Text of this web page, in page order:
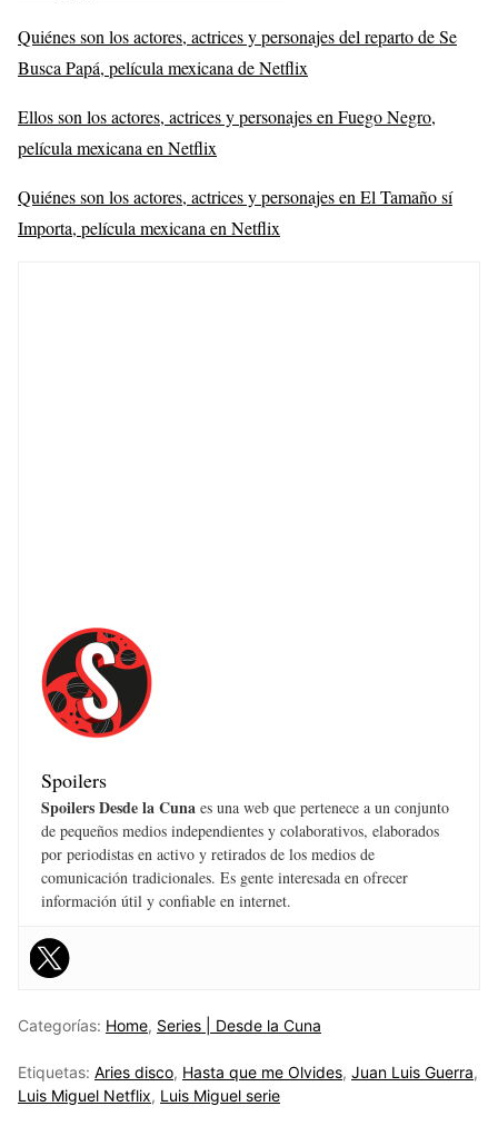
Quiénes son los actores, actrices y personajes del reparto de Se
Busca Papá, película mexicana de Netflix
Ellos son los actores, actrices y personajes en Fuego Negro,
película mexicana en Netflix
Quiénes son los actores, actrices y personajes en El Tamaño sí
Importa, película mexicana en Netflix
Spoilers
Spoilers Desde la Cuna es una web que pertenece a un conjunto
de pequeños medios independientes y colaborativos, elaborados
por periodistas en activo y retirados de los medios de
comunicación tradicionales. Es gente interesada en ofrecer
información útil y confiable en internet.
Categorías: Home, Series | Desde la Cuna
Etiquetas: Aries disco, Hasta que me Olvides, Juan Luis Guerra,
Luis Miguel Netflix, Luis Miguel serie